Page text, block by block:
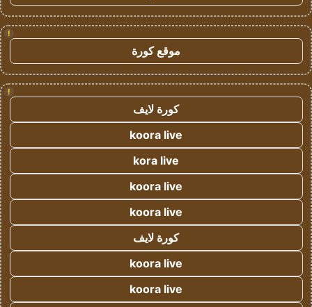
!
موقع كورة
!
كورة لايف
koora live
kora live
koora live
koora live
كورة لايف
koora live
koora live